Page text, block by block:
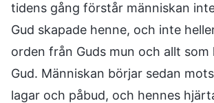
tidens gång förstår människan
Gud skapade henne, och inte
orden från Guds mun och allt
Gud. Människan börjar sedan
lagar och påbud, och hennes